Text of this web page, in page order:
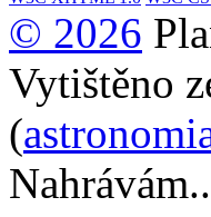
© 2026
Vytištěno
(